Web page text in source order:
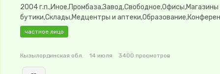
2004 г.п.,Иное,Промбаза,Завод,Свободное,Офисы,Магазины
бутики,Склады,Медцентры и
залы,Кабинеты и рабочие места,состояние:
ADSL,потолки:
частное лицо
Кызылординская обл. 14 июля 3400 просмотров